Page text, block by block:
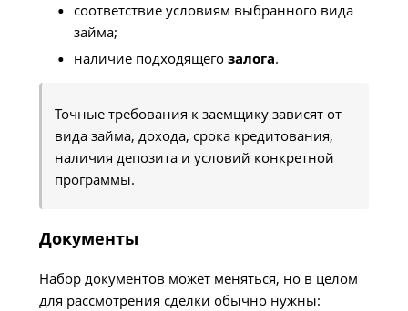
соответствие условиям выбранного вида
займа;
наличие подходящего залога.
Точные требования к заемщику зависят от
вида займа, дохода, срока кредитования,
наличия депозита и условий конкретной
программы.
Документы
Набор документов может меняться, но в целом
для рассмотрения сделки обычно нужны: